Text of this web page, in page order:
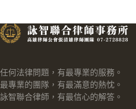
任何法律問題，有最專業的服務。
最專業的團隊，有最滿意的熱忱。
詠智聯合律師，有最信心的解答。